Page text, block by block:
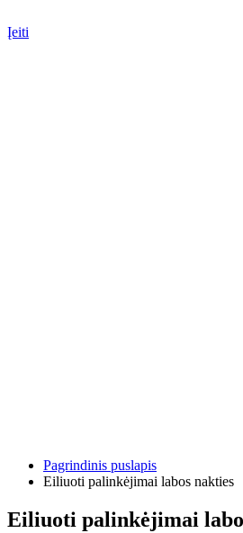
Įeiti
Pagrindinis puslapis
Eiliuoti palinkėjimai labos nakties
Eiliuoti palinkėjimai